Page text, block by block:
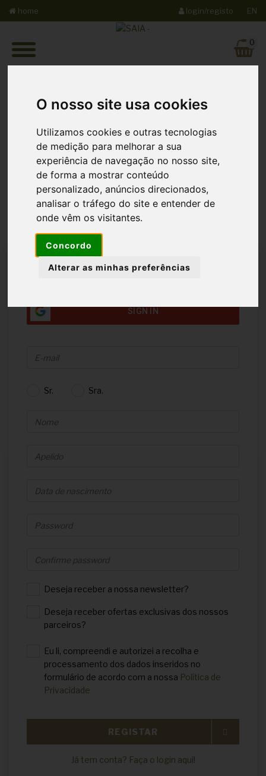
O nosso site usa cookies
Utilizamos cookies e outras tecnologias
de medição para melhorar a sua
experiência de navegação no nosso site,
de forma a mostrar conteúdo
personalizado, anúncios direcionados,
analisar o tráfego do site e entender de
onde vêm os visitantes.
Concordo
Alterar as minhas preferências
home login/registo EN
0
Registar
INICIAR SESSÃO
SIGN IN
Sr. Sra.
Deseja receber a nossa newsletter?
Deseja receber ofertas exclusivas dos nossos
parceiros?
Eu li, compreendi e autorizei a recolha e
processamento dos dados inseridos no
formulário de acordo com a nossa Política de
Privacidade
REGISTAR
Já tem conta? Faça o login aqui!